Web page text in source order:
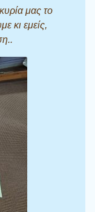
μας το
κι εμείς,